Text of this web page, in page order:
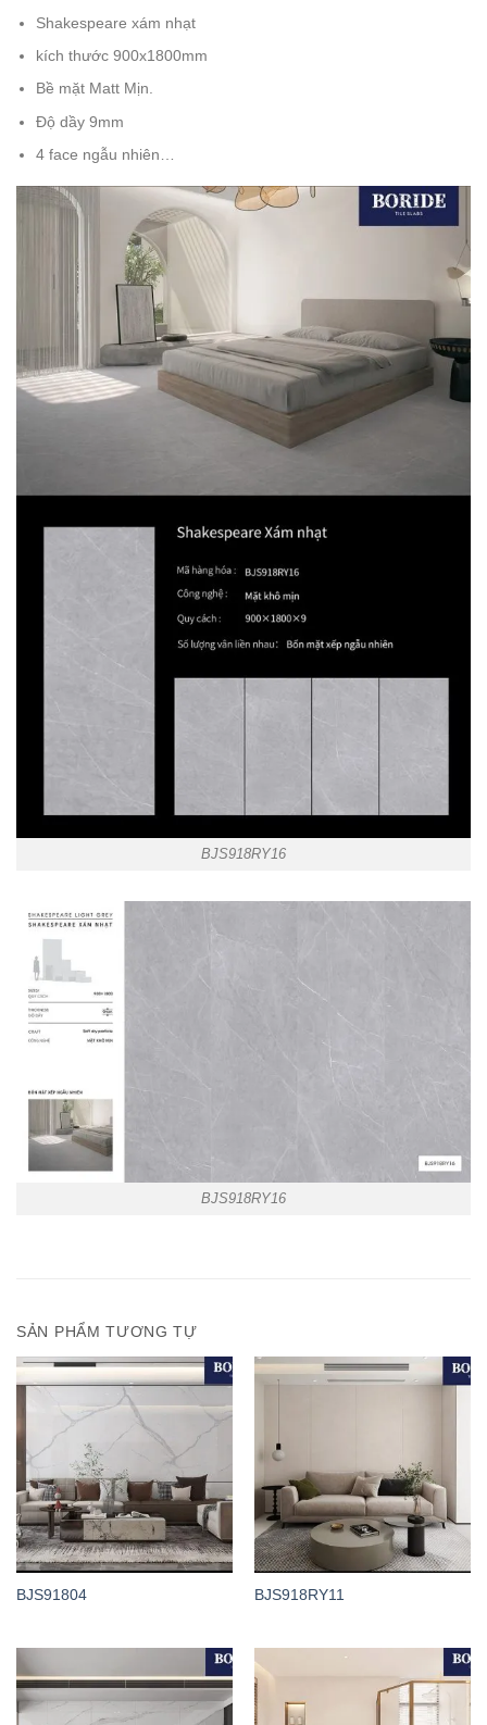
Shakespeare xám nhạt
kích thước 900x1800mm
Bề mặt Matt Mịn.
Độ dầy 9mm
4 face ngẫu nhiên…
BJS918RY16
BJS918RY16
SẢN PHẨM TƯƠNG TỰ
BJS91804 BJS918RY11